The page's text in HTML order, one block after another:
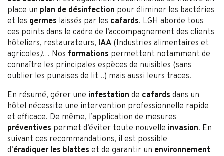
place un plan de désinfection pour éliminer les bactéries
et les germes laissés par les cafards. LGH aborde tous
ces points dans le cadre de l’accompagnement des clients
hôteliers, restaurateurs, IAA (Industries alimentaires et
agricoles)… Nos formations permettent notamment de
connaître les principales espèces de nuisibles (sans
oublier les punaises de lit !!) mais aussi leurs traces.
En résumé, gérer une infestation de cafards dans un
hôtel nécessite une intervention professionnelle rapide
et efficace. De même, l’application de mesures
préventives permet d’éviter toute nouvelle invasion. En
suivant ces recommandations, il est possible
d’éradiquer les blattes et de garantir un environnement